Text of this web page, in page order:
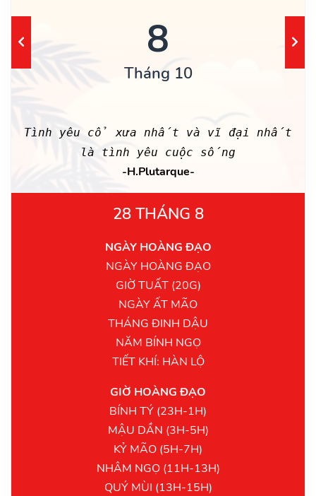
8
Tháng 10
Tình yêu cổ xưa nhất và vĩ đại nhất
là tình yêu cuộc sống
-H.Plutarque-
28 THÁNG 8
NGÀY HOÀNG ĐẠO
NGÀY HOÀNG ĐẠO
GIỜ TUẤT (20G)
NGÀY ẤT MÃO
THÁNG ĐINH DẬU
NĂM BÍNH NGỌ
TIẾT KHÍ: HÀN LỘ
GIỜ HOÀNG ĐẠO
BÍNH TÝ (23H-1H)
MẬU DẦN (3H-5H)
KỶ MÃO (5H-7H)
NHÂM NGỌ (11H-13H)
QUÝ MÙI (13H-15H)